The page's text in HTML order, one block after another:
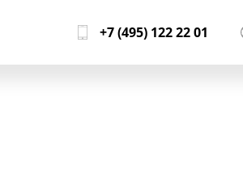
+7 (495) 122 22 01